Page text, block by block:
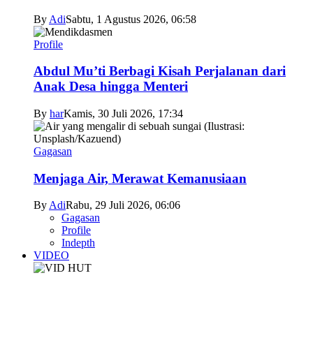
By AdiSabtu, 1 Agustus 2026, 06:58
Profile
Abdul Mu’ti Berbagi Kisah Perjalanan dari
Anak Desa hingga Menteri
By harKamis, 30 Juli 2026, 17:34
Gagasan
Menjaga Air, Merawat Kemanusiaan
ByAdiRabu, 29 Juli 2026, 06:06
Gagasan
Profile
Indepth
VIDEO